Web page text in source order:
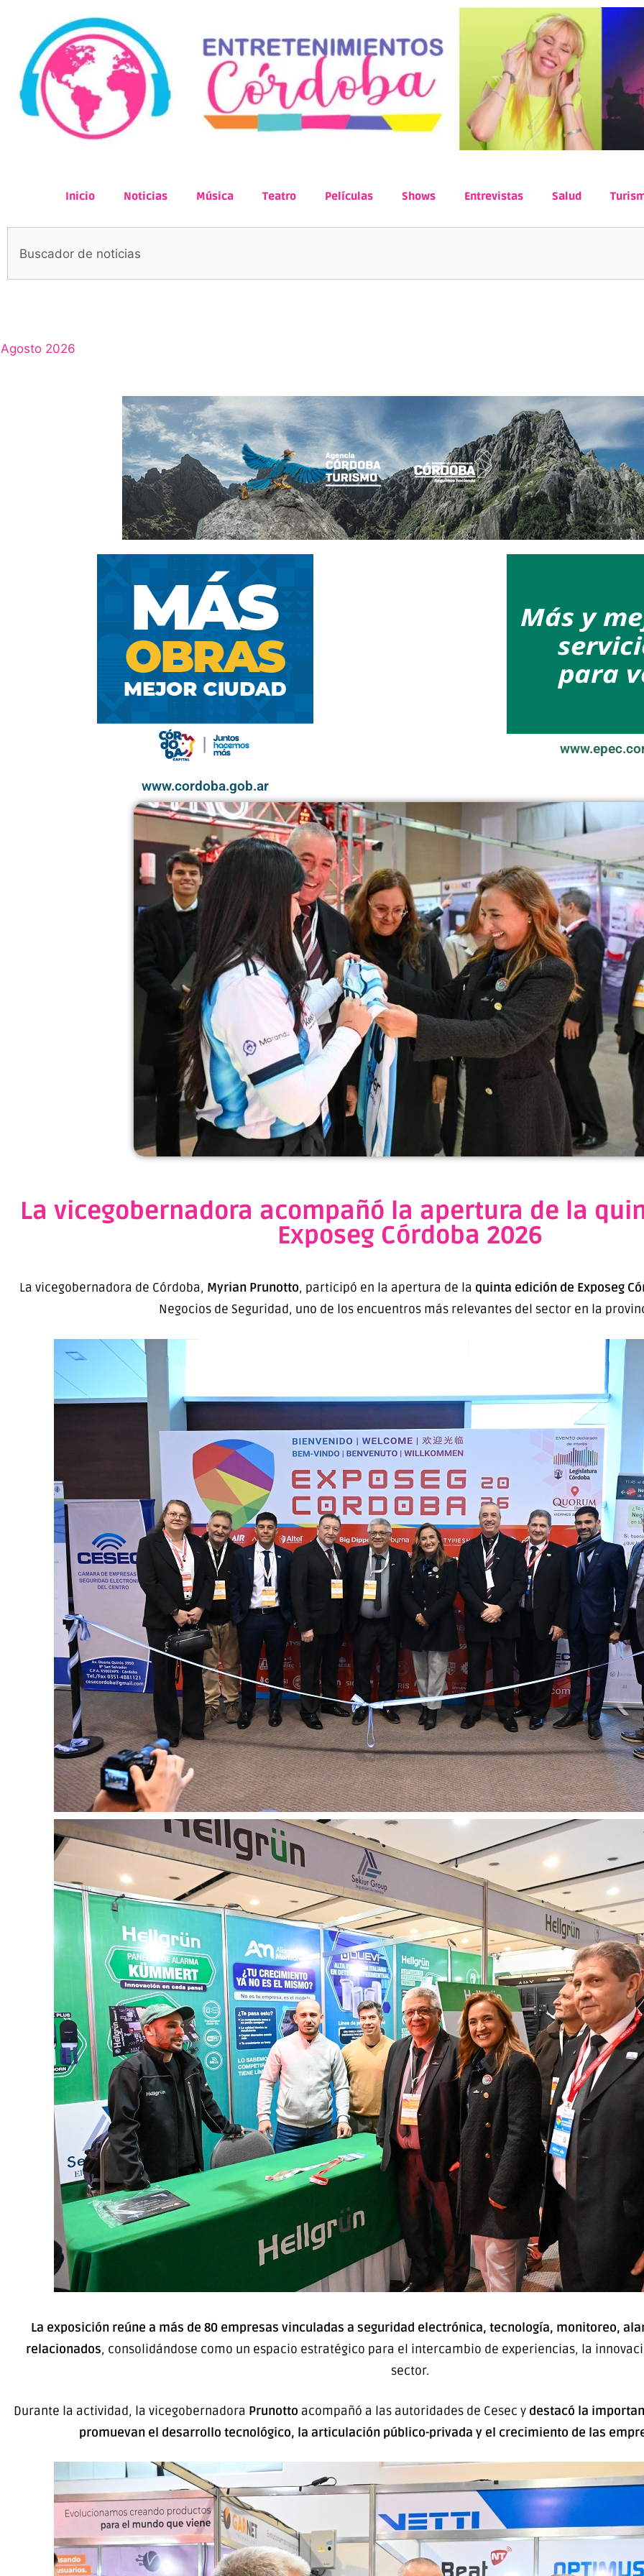
Inicio Noticias Música Teatro Películas Shows Entrevistas Salud
Agosto 2026
www.cordoba.gob.ar
La vicegobernadora acompañó la apertura de la
Exposeg Córdoba 2026
La vicegobernadora de Córdoba, Myrian Prunotto, participó en la apertura de la quinta edición de Exposeg
Negocios de Seguridad, uno de los encuentros más relevantes del sector en la
La exposición reúne a más de 80 empresas vinculadas a seguridad electrónica, tecnología, monitoreo,
relacionados, consolidándose como un espacio estratégico para el intercambio de experiencias, la
sector.
Durante la actividad, la vicegobernadora Prunotto acompañó a las autoridades de Cesec y destacó la
promuevan el desarrollo tecnológico, la articulación público-privada y el crecimiento de las